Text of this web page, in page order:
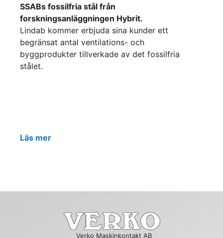
SSABs fossilfria stål från
forskningsanläggningen Hybrit.
Lindab kommer erbjuda sina kunder ett
begränsat antal ventilations- och
byggprodukter tillverkade av det fossilfria
stålet.
Läs mer
Verko Maskinkontakt AB